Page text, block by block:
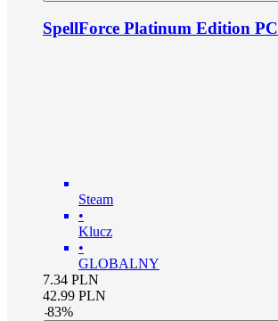
SpellForce Platinum Edition PC
Steam
•
Klucz
•
GLOBALNY
7.34 PLN
42.99 PLN
-83%